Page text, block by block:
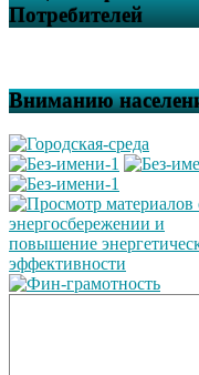
Потребителей
Вниманию